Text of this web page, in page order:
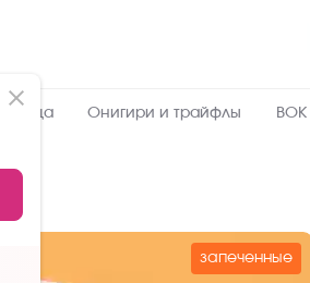
Пицца Онигири и трайфлы ВОК
запеченные